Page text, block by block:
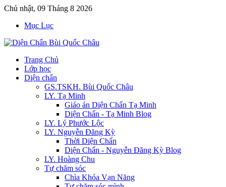
Chủ nhật, 09 Tháng 8 2026
Mục Lục
Trang Chủ
Lớp học
Diện chẩn
GS.TSKH. Bùi Quốc Châu
LY. Tạ Minh
Giáo án Diện Chẩn Tạ Minh
Diện Chẩn - Tạ Minh Blog
LY. Lý Phước Lộc
LY. Nguyễn Đăng Kỳ
Thời Diện Chẩn
Diện Chẩn - Nguyễn Đăng Kỳ Blog
LY. Hoàng Chu
Tự chăm sóc
Chìa Khóa Vạn Năng